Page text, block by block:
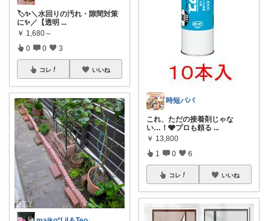
🏷️✨＼水回りの汚れ・隙間対策
に✨／【透明 ...
￥ 1,680～
0 0 3
コレ いいね
時短パパ
これ、ただの接着剤じゃな
い…！🩶プロも頼る ...
￥ 13,800
1 0 6
コレ いいね